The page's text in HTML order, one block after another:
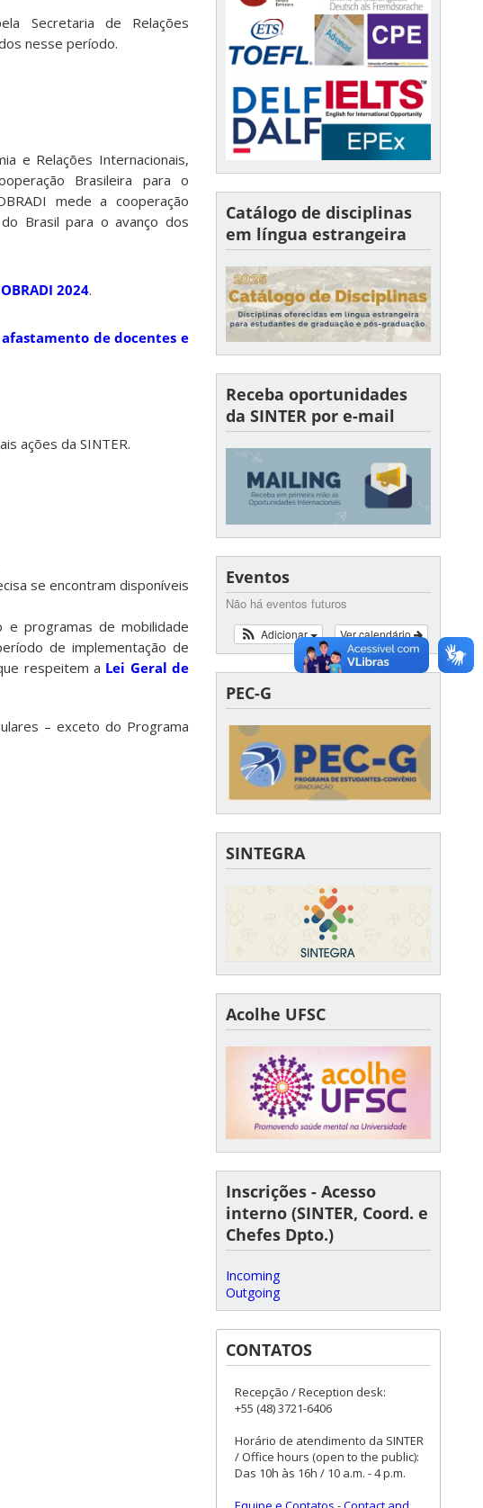
Secretaria de Relações
nesse período.
e Relações Internacionais,
Brasileira para o
mede a cooperação
Brasil para o avanço dos
2024.
de docentes e
ações da SINTER.
se encontram disponíveis
e programas de mobilidade
de implementação de
respeitem a Lei Geral de
– exceto do Programa
Catálogo de disciplinas
em língua estrangeira
Receba oportunidades
da SINTER por e-mail
Eventos
Não há eventos futuros
Ver calendário
Adicionar
PEC-G
SINTEGRA
Acolhe UFSC
Inscrições - Acesso
interno (SINTER, Coord. e
Chefes Dpto.)
Incoming
Outgoing
CONTATOS
Recepção / Reception desk:
+55 (48) 3721-6406
Horário de atendimento da SINTER
/ Office hours (open to the public):
Das 10h às 16h / 10 a.m. - 4 p.m.